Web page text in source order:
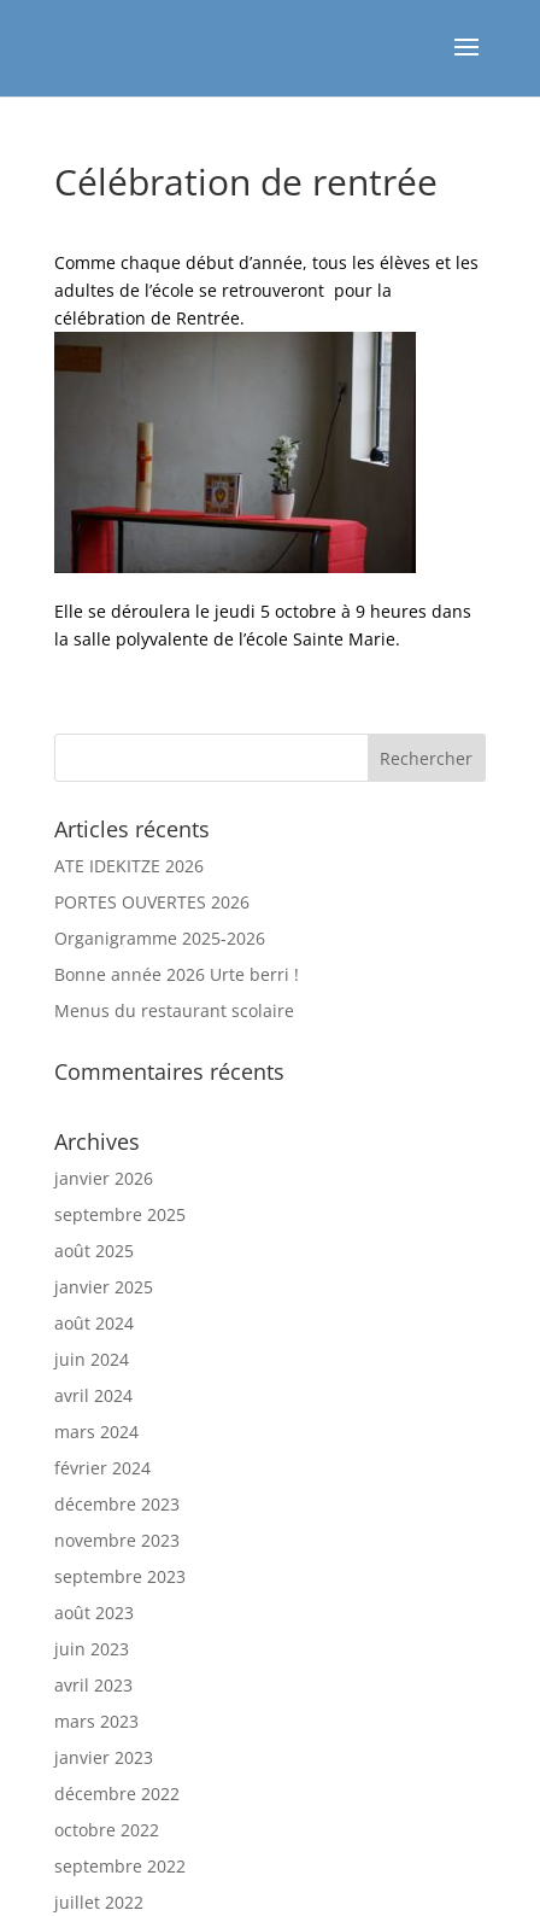
Célébration de rentrée
Comme chaque début d’année, tous les élèves et les
adultes de l’école se retrouveront pour la
célébration de Rentrée.
Elle se déroulera le jeudi 5 octobre à 9 heures dans
la salle polyvalente de l’école Sainte Marie.
Articles récents
ATE IDEKITZE 2026
PORTES OUVERTES 2026
Organigramme 2025-2026
Bonne année 2026 Urte berri !
Menus du restaurant scolaire
Commentaires récents
Archives
janvier 2026
septembre 2025
août 2025
janvier 2025
août 2024
juin 2024
avril 2024
mars 2024
février 2024
décembre 2023
novembre 2023
septembre 2023
août 2023
juin 2023
avril 2023
mars 2023
janvier 2023
décembre 2022
octobre 2022
septembre 2022
juillet 2022